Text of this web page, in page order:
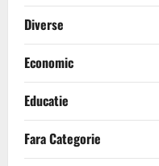
Diverse
Economic
Educatie
Fara Categorie